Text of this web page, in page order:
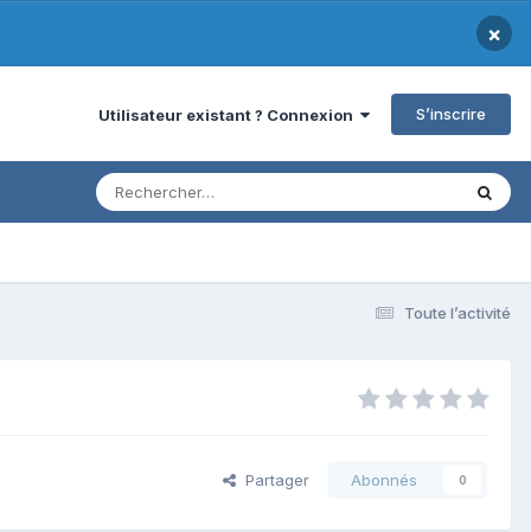
×
Utilisateur existant ? Connexion S’inscrire
Toute l’activité
Partager Abonnés 0